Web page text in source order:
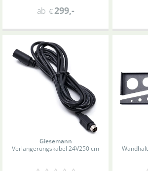
ab €299,-
Giesemann
Verlängerungskabel 24V250 cm